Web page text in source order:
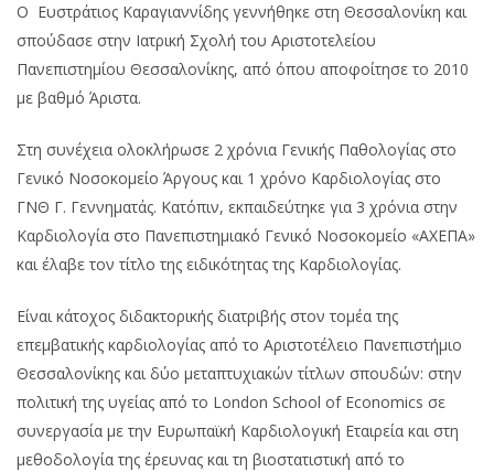
Ο Ευστράτιος Καραγιαννίδης γεννήθηκε στη Θεσσαλονίκη και
σπούδασε στην Ιατρική Σχολή του Αριστοτελείου
Πανεπιστημίου Θεσσαλονίκης, από όπου αποφοίτησε το 2010
με βαθμό Άριστα.
Στη συνέχεια ολοκλήρωσε 2 χρόνια Γενικής Παθολογίας στο
Γενικό Νοσοκομείο Άργους και 1 χρόνο Καρδιολογίας στο
ΓΝΘ Γ. Γεννηματάς. Κατόπιν, εκπαιδεύτηκε για 3 χρόνια στην
Καρδιολογία στο Πανεπιστημιακό Γενικό Νοσοκομείο «ΑΧΕΠΑ»
και έλαβε τον τίτλο της ειδικότητας της Καρδιολογίας.
Είναι κάτοχος διδακτορικής διατριβής στον τομέα της
επεμβατικής καρδιολογίας από το Αριστοτέλειο Πανεπιστήμιο
Θεσσαλονίκης και δύο μεταπτυχιακών τίτλων σπουδών: στην
πολιτική της υγείας από το London School of Economics σε
συνεργασία με την Ευρωπαϊκή Καρδιολογική Εταιρεία και στη
μεθοδολογία της έρευνας και τη βιοστατιστική από το